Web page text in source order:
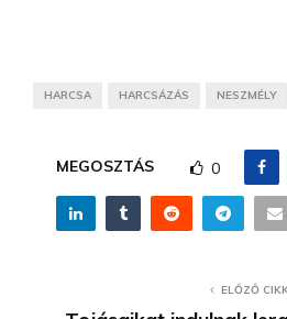
HARCSA HARCSÁZÁS NESZMÉLY
MEGOSZTÁS 0
ELŐZŐ